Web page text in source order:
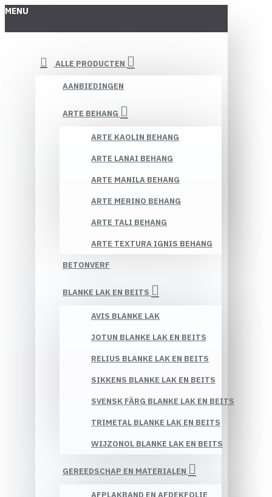
MENU
ALLE PRODUCTEN
AANBIEDINGEN
ARTE BEHANG
ARTE KAOLIN BEHANG
ARTE LANAI BEHANG
ARTE MANILA BEHANG
ARTE MERINO BEHANG
ARTE TALI BEHANG
ARTE TEXTURA IGNIS BEHANG
BETONVERF
BLANKE LAK EN BEITS
AVIS BLANKE LAK
JOTUN BLANKE LAK EN BEITS
RELIUS BLANKE LAK EN BEITS
SIKKENS BLANKE LAK EN BEITS
SVENSK FÄRG BLANKE LAK EN BEITS
TRIMETAL BLANKE LAK EN BEITS
WIJZONOL BLANKE LAK EN BEITS
GEREEDSCHAP EN MATERIALEN
AFPLAKBAND EN AFDEKFOLIE